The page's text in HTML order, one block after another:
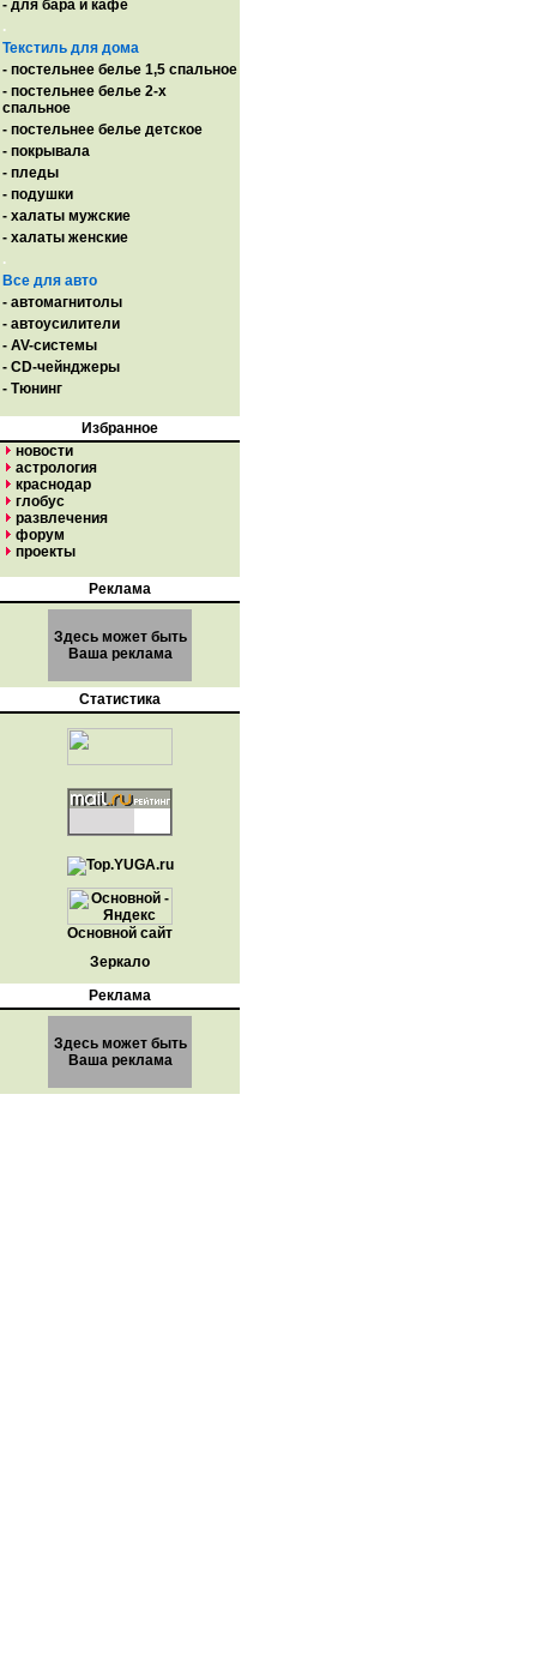
- для бара и кафе
.
Текстиль для дома
- постельнее белье 1,5 спальное
- постельнее белье 2-х
спальное
- постельнее белье детское
- покрывала
- пледы
- подушки
- халаты мужские
- халаты женские
.
Все для авто
- автомагнитолы
- автоусилители
- AV-системы
- CD-чейнджеры
- Тюнинг
Избранное
новости
астрология
краснодар
глобус
развлечения
форум
проекты
Реклама
Здесь может быть
Ваша реклама
Статистика
Основной сайт
Зеркало
Реклама
Здесь может быть
Ваша реклама